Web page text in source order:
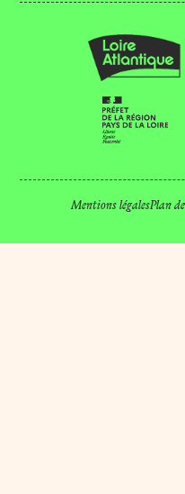
Mentions légalesPlan